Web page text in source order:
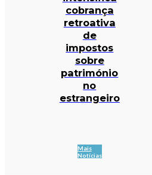
cobrança
retroativa
de
impostos
sobre
património
no
estrangeiro
Mais
Notícias